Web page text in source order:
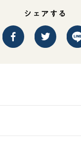
シェアする